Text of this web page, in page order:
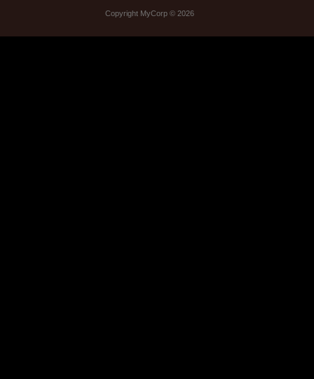
Copyright MyCorp © 2026